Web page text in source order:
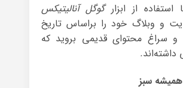
استفاده از ابزار گوگل آنالیتیکس
و وبلاگ خود را براساس تاریخ
و سراغ محتوای قدیمی بروید که
داشته‌اند.